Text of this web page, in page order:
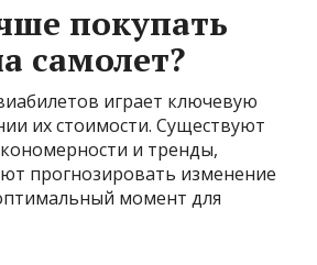
покупать
самолет?
играет ключевую
их стоимости. Существуют
и тренды,
прогнозировать изменение
момент для